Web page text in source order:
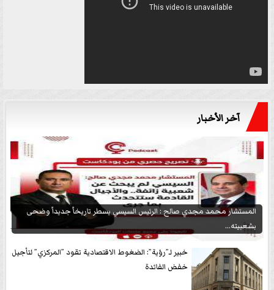
آخر الأخبار
المستشار محمد مجدي صالح : الرئيس السيسي يسطر تاريخاً جديداً وضحى
بشعبيته...
خبير لـ”رؤية”: الضغوط الاقتصادية تقود ”المركزي” لتأجيل
خفض الفائدة